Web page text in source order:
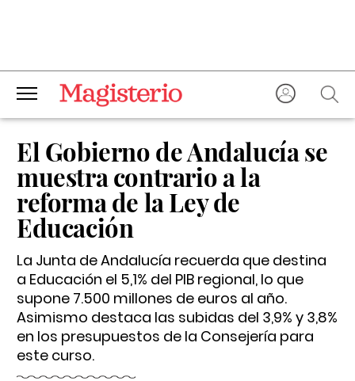
El Gobierno de Andalucía se
muestra contrario a la
reforma de la Ley de
Educación
La Junta de Andalucía recuerda que destina
a Educación el 5,1% del PIB regional, lo que
supone 7.500 millones de euros al año.
Asimismo destaca las subidas del 3,9% y 3,8%
en los presupuestos de la Consejería para
este curso.